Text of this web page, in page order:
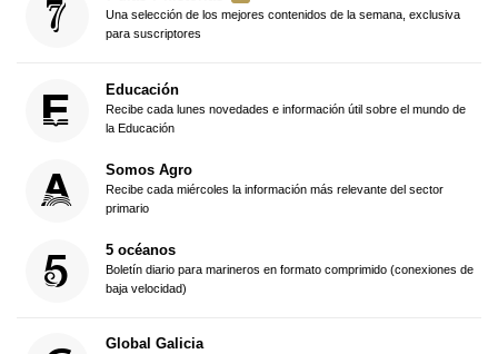
Una selección de los mejores contenidos de la semana, exclusiva
para suscriptores
Educación
Recibe cada lunes novedades e información útil sobre el mundo de
la Educación
Somos Agro
Recibe cada miércoles la información más relevante del sector
primario
5 océanos
Boletín diario para marineros en formato comprimido (conexiones de
baja velocidad)
Global Galicia